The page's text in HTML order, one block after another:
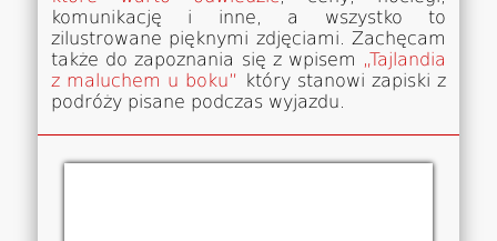
komunikację i inne, a wszystko to
zilustrowane pięknymi zdjęciami. Zachęcam
także do zapoznania się z wpisem „Tajlandia
z maluchem u boku” który stanowi zapiski z
podróży pisane podczas wyjazdu.